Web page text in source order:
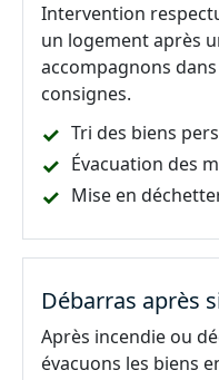
Intervention
un logement après
accompagnons
consignes.
Tri des biens
Évacuation des
Mise en
Débarras après
Après incendie ou
évacuons les biens